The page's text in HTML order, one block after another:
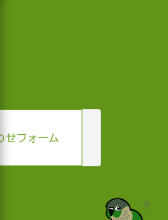
せフォーム